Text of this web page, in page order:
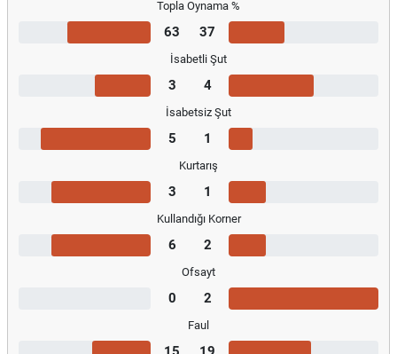
Topla Oynama %
63 37
İsabetli Şut
3 4
İsabetsiz Şut
5 1
Kurtarış
3 1
Kullandığı Korner
6 2
Ofsayt
0 2
Faul